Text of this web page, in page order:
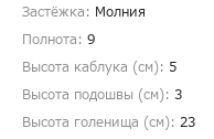
Застёжка: Молния
Полнота: 9
Высота каблука (см): 5
Высота подошвы (см): 3
Высота голенища (cм): 23